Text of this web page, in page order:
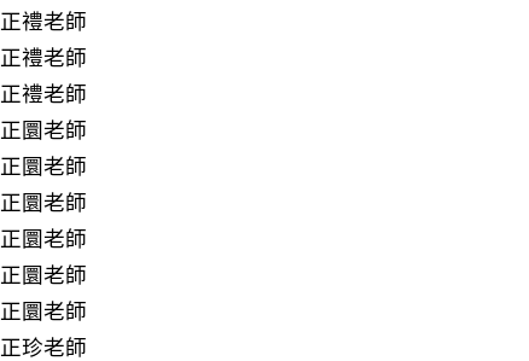
正禮老師
正禮老師
正禮老師
正圜老師
正圜老師
正圜老師
正圜老師
正圜老師
正圜老師
正珍老師